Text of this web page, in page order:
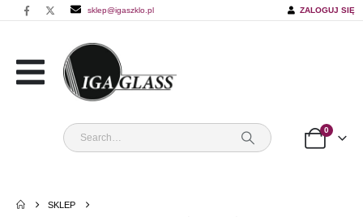
sklep@igaszklo.pl ZALOGUJ SIĘ
0
SKLEP